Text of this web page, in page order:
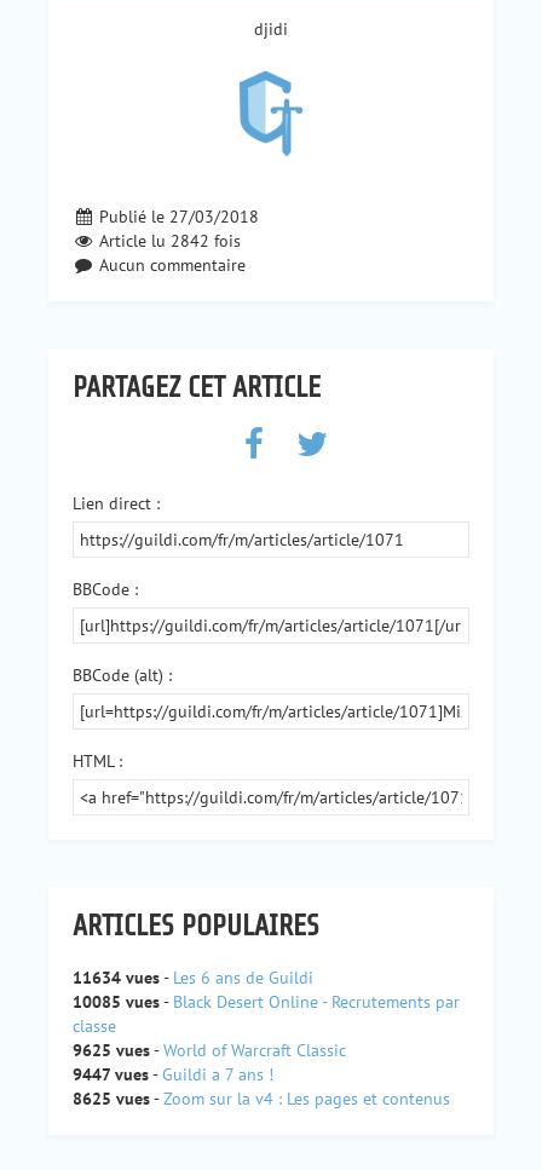
djidi
Publié le 27/03/2018
Article lu 2842 fois
Aucun commentaire
PARTAGEZ CET ARTICLE
Lien direct :
BBCode :
BBCode (alt) :
HTML :
ARTICLES POPULAIRES
11634 vues- Les 6 ans de Guildi
10085 vues- Black Desert Online - Recrutements par
classe
9625 vues-World of Warcraft Classic
9447 vues-Guildi a 7 ans !
8625 vues-Zoom sur la v4 : Les pages et contenus